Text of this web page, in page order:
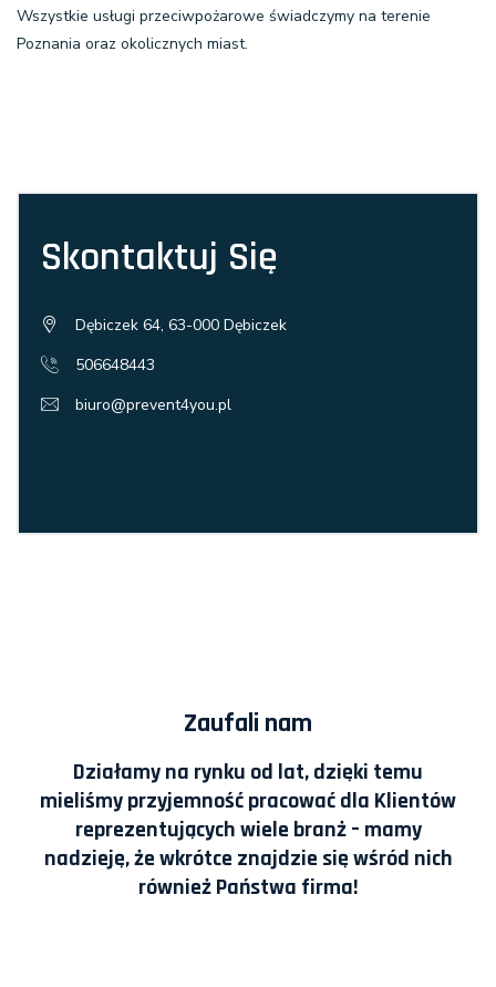
Wszystkie usługi przeciwpożarowe świadczymy na terenie
Poznania oraz okolicznych miast.
Skontaktuj Się
Dębiczek 64, 63-000 Dębiczek
506648443
biuro@prevent4you.pl
Zaufali nam
Działamy na rynku od lat, dzięki temu
mieliśmy przyjemność pracować dla Klientów
reprezentujących wiele branż – mamy
nadzieję, że wkrótce znajdzie się wśród nich
również Państwa firma!